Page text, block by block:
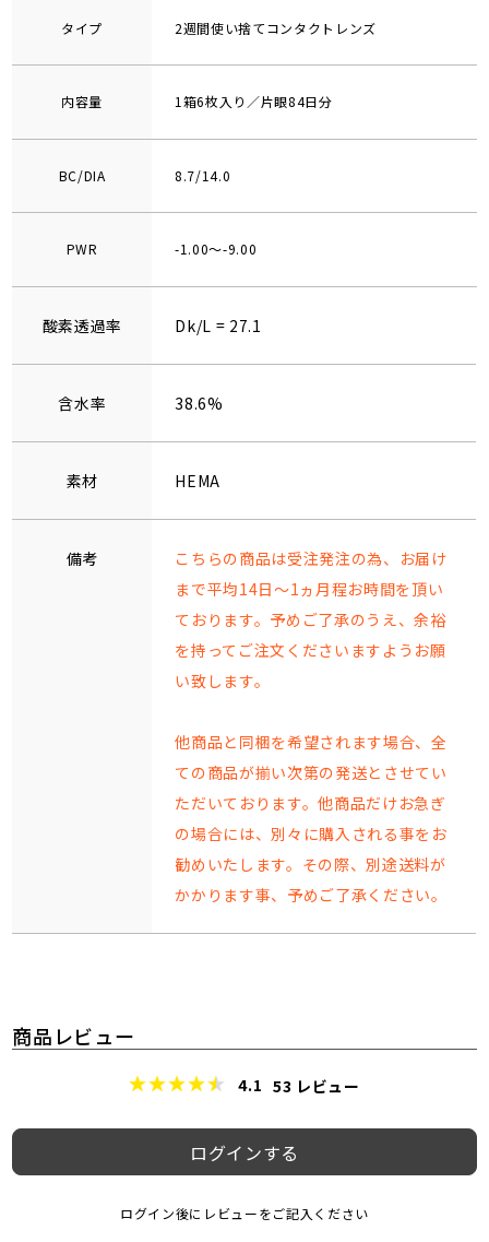
タイプ 2週間使い捨てコンタクトレンズ
内容量 1箱6枚入り／片眼84日分
BC/DIA 8.7/14.0
PWR -1.00～-9.00
酸素透過率 Dk/L = 27.1
含水率 38.6%
素材 HEMA
備考
こちらの商品は受注発注の為、お届け
まで平均14日～1ヵ月程お時間を頂い
ております。予めご了承のうえ、余裕
を持ってご注文くださいますようお願
い致します。
他商品と同梱を希望されます場合、全
ての商品が揃い次第の発送とさせてい
ただいております。他商品だけお急ぎ
の場合には、別々に購入される事をお
勧めいたします。その際、別途送料が
かかります事、予めご了承ください。
商品レビュー
4.1 53 レビュー
ログインする
ログイン後にレビューをご記入ください